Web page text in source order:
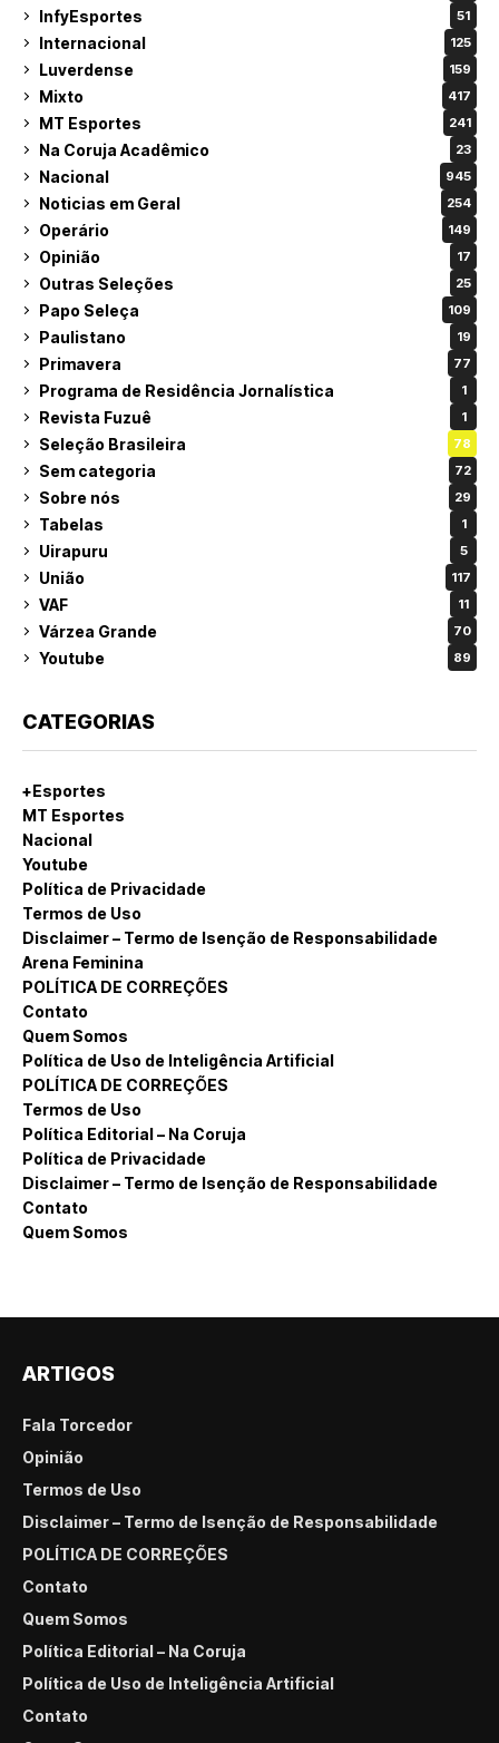
InfyEsportes 51
Internacional 125
Luverdense 159
Mixto 417
MT Esportes 241
Na Coruja Acadêmico 23
Nacional 945
Noticias em Geral 254
Operário 149
Opinião 17
Outras Seleções 25
Papo Seleça 109
Paulistano 19
Primavera 77
Programa de Residência Jornalística 1
Revista Fuzuê 1
Seleção Brasileira 78
Sem categoria 72
Sobre nós 29
Tabelas 1
Uirapuru 5
União 117
VAF 11
Várzea Grande 70
Youtube 89
CATEGORIAS
+Esportes
MT Esportes
Nacional
Youtube
Política de Privacidade
Termos de Uso
Disclaimer – Termo de Isenção de Responsabilidade
Arena Feminina
POLÍTICA DE CORREÇÕES
Contato
Quem Somos
Política de Uso de Inteligência Artificial
POLÍTICA DE CORREÇÕES
Termos de Uso
Política Editorial – Na Coruja
Política de Privacidade
Disclaimer – Termo de Isenção de Responsabilidade
Contato
Quem Somos
ARTIGOS
Fala Torcedor
Opinião
Termos de Uso
Disclaimer – Termo de Isenção de Responsabilidade
POLÍTICA DE CORREÇÕES
Contato
Quem Somos
Política Editorial – Na Coruja
Política de Uso de Inteligência Artificial
Contato